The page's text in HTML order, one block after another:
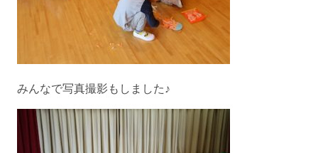
みんなで写真撮影もしました♪